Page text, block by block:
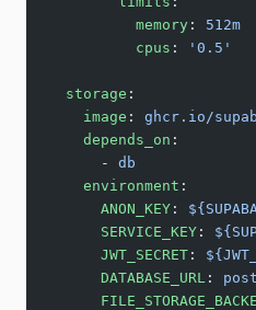
          memory
: 512m
          cpus
: '0.5'
  storage
:
    image
: ghcr.io/
    depends_on
:
      -
db
    environment
:
      ANON_KEY
:
      SERVICE_KEY
:
      JWT_SECRET
:
      DATABASE_URL
: